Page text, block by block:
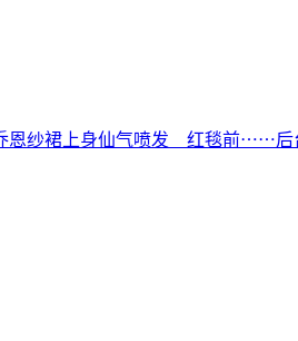
恩纱裙上身仙气喷发 红毯前⋯⋯后